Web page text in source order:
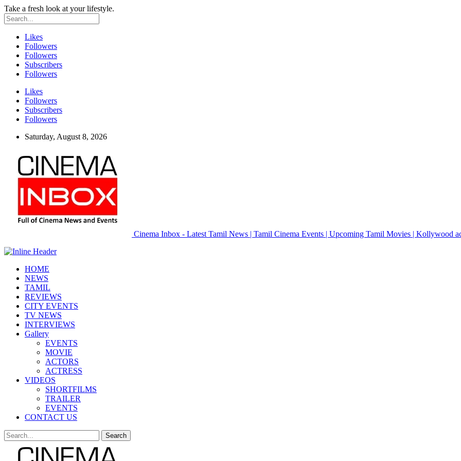
Take a fresh look at your lifestyle.
Likes
Followers
Followers
Subscribers
Followers
Likes
Followers
Subscribers
Followers
Saturday, August 8, 2026
Cinema Inbox - Latest Tamil News | Tamil Cinema Events | Upcoming Tamil Movies | Kollywood
HOME
NEWS
TAMIL
REVIEWS
CITY EVENTS
TV NEWS
INTERVIEWS
Gallery
EVENTS
MOVIE
ACTORS
ACTRESS
VIDEOS
SHORTFILMS
TRAILER
EVENTS
CONTACT US